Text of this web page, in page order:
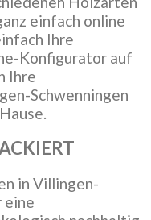
einfach online
Ihre
Konfigurator auf
Ihre
Schwenningen
in Villingen-
eine